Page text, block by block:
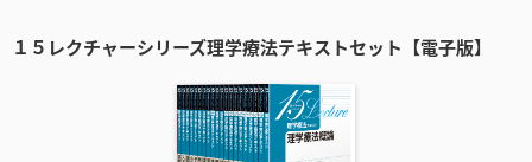
１５レクチャーシリーズ理学療法テキストセット【電子版】